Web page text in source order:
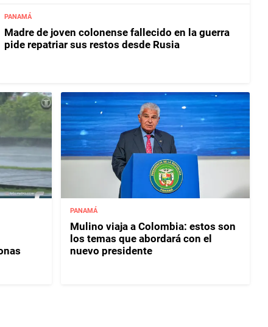
PANAMÁ
Madre de joven colonense fallecido en la guerra
pide repatriar sus restos desde Rusia
PANAMÁ
Mulino viaja a Colombia: estos son
los temas que abordará con el
nuevo presidente